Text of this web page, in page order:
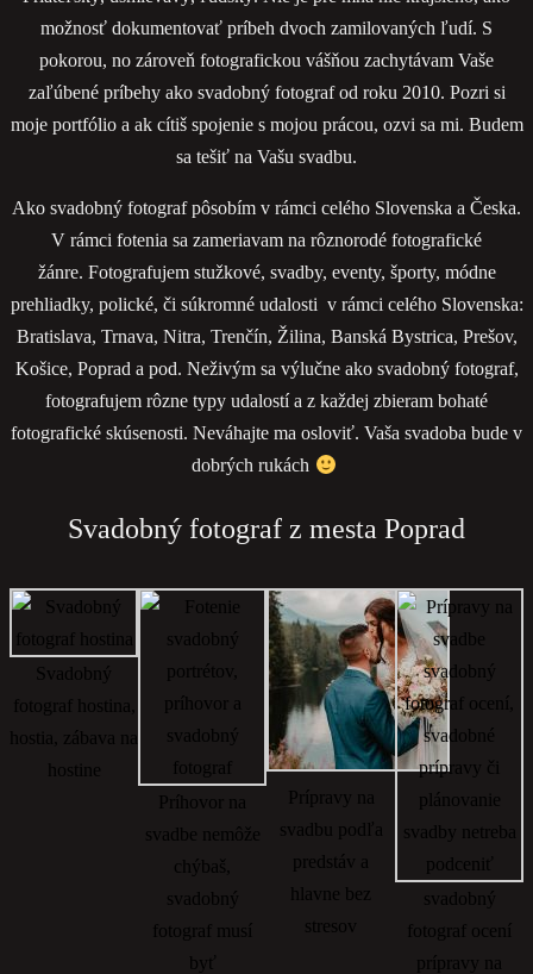
možnosť dokumentovať príbeh dvoch zamilovaných ľudí. S
pokorou, no zároveň fotografickou vášňou zachytávam Vaše
zaľúbené príbehy ako svadobný fotograf od roku 2010. Pozri si
moje portfólio a ak cítiš spojenie s mojou prácou, ozvi sa mi. Budem
sa tešiť na Vašu svadbu.
Ako svadobný fotograf pôsobím v rámci celého Slovenska a Česka.
V rámci fotenia sa zameriavam na rôznorodé fotografické
žánre. Fotografujem stužkové, svadby, eventy, športy, módne
prehliadky, polické, či súkromné udalosti v rámci celého Slovenska:
Bratislava, Trnava, Nitra, Trenčín, Žilina, Banská Bystrica, Prešov,
Košice, Poprad a pod. Neživým sa výlučne ako svadobný fotograf,
fotografujem rôzne typy udalostí a z každej zbieram bohaté
fotografické skúsenosti. Neváhajte ma osloviť. Vaša svadoba bude v
dobrých rukách
Svadobný fotograf z mesta Poprad
Svadobný
fotograf hostina,
hostia, zábava na
hostine
Príhovor na
svadbe nemôže
chýbaš,
svadobný
fotograf musí
byť
Prípravy na
svadbu podľa
predstáv a
hlavne bez
stresov
svadobný
fotograf ocení
prípravy na